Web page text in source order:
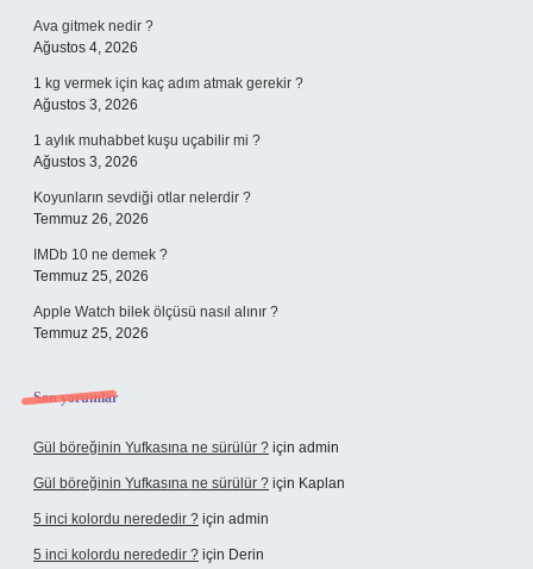
Ava gitmek nedir ?
Ağustos 4, 2026
1 kg vermek için kaç adım atmak gerekir ?
Ağustos 3, 2026
1 aylık muhabbet kuşu uçabilir mi ?
Ağustos 3, 2026
Koyunların sevdiği otlar nelerdir ?
Temmuz 26, 2026
IMDb 10 ne demek ?
Temmuz 25, 2026
Apple Watch bilek ölçüsü nasıl alınır ?
Temmuz 25, 2026
Son yorumlar
Gül böreğinin Yufkasına ne sürülür ? için admin
Gül böreğinin Yufkasına ne sürülür ? için Kaplan
5 inci kolordu nerededir ? için admin
5 inci kolordu nerededir ? için Derin